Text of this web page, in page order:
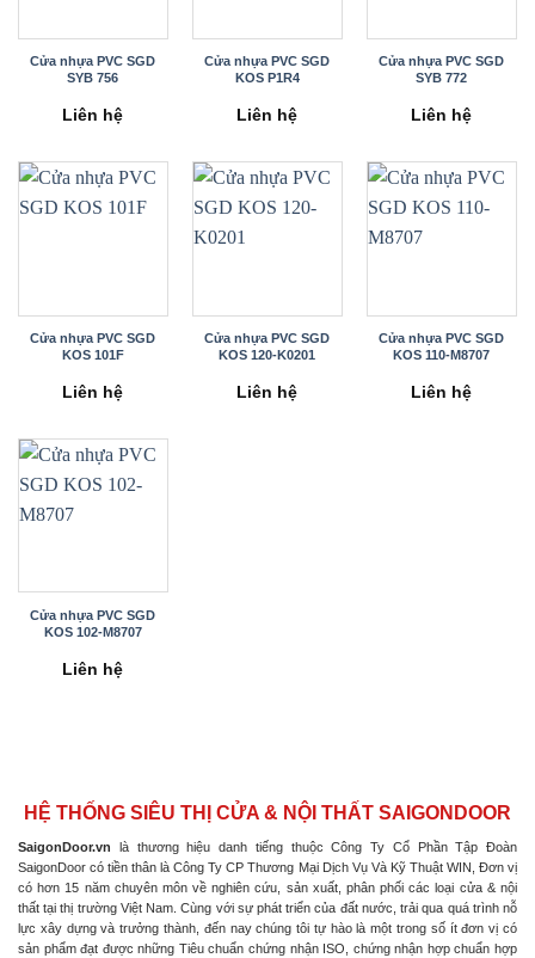
Cửa nhựa PVC SGD
SYB 756
Liên hệ
Cửa nhựa PVC SGD
KOS P1R4
Liên hệ
Cửa nhựa PVC SGD
SYB 772
Liên hệ
Cửa nhựa PVC SGD
KOS 101F
Liên hệ
Cửa nhựa PVC SGD
KOS 120-K0201
Liên hệ
Cửa nhựa PVC SGD
KOS 110-M8707
Liên hệ
Cửa nhựa PVC SGD
KOS 102-M8707
Liên hệ
HỆ THỐNG SIÊU THỊ CỬA & NỘI THẤT SAIGONDOOR
SaigonDoor.vn là thương hiệu danh tiếng thuộc Công Ty Cổ Phần Tập Đoàn
SaigonDoor có tiền thân là Công Ty CP Thương Mại Dịch Vụ Và Kỹ Thuật WIN, Đơn vị
có hơn 15 năm chuyên môn về nghiên cứu, sản xuất, phân phối các loại cửa & nội
thất tại thị trường Việt Nam. Cùng với sự phát triển của đất nước, trải qua quá trình nỗ
lực xây dựng và trưởng thành, đến nay chúng tôi tự hào là một trong số ít đơn vị có
sản phẩm đạt được những Tiêu chuẩn chứng nhận ISO, chứng nhận hợp chuẩn hợp